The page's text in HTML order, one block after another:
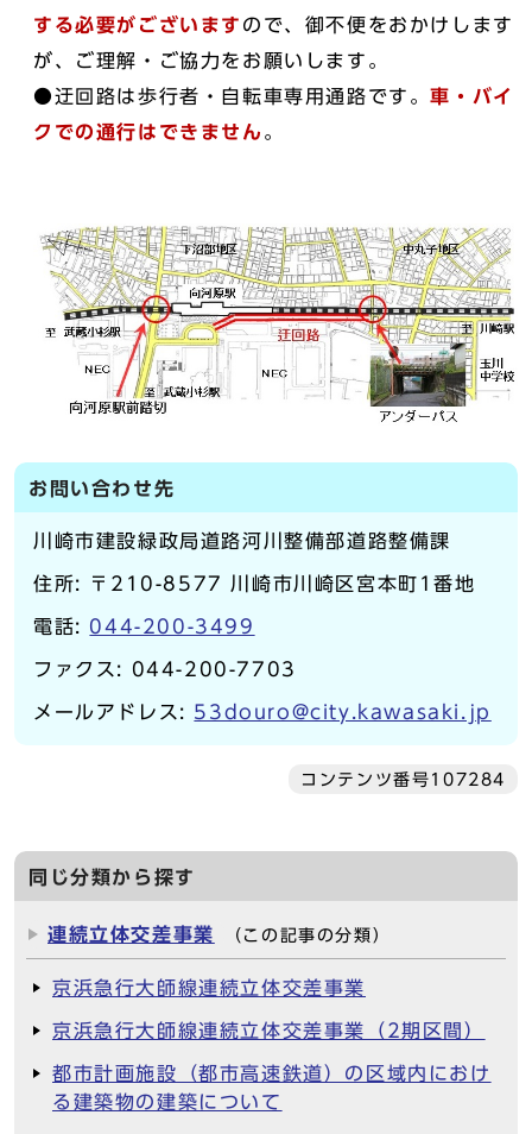
する必要がございます ので、御不便をおかけします
が、ご理解・ご協力をお願いします。
●迂回路は歩行者・自転車専用通路です。車・バイ
クでの通行はできません 。
お問い合わせ先
川崎市建設緑政局道路河川整備部道路整備課
住所: 〒210-8577 川崎市川崎区宮本町1番地
電話: 044-200-3499
ファクス: 044-200-7703
メールアドレス: 53douro@city.kawasaki.jp
コンテンツ番号107284
同じ分類から探す
連続立体交差事業 （この記事の分類）
京浜急行大師線連続立体交差事業
京浜急行大師線連続立体交差事業（2期区間）
都市計画施設（都市高速鉄道）の区域内におけ
る建築物の建築について